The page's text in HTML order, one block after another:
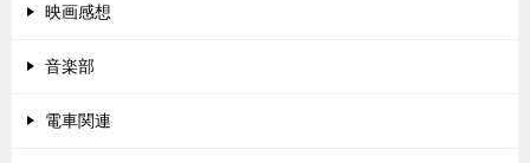
映画感想
音楽部
電車関連